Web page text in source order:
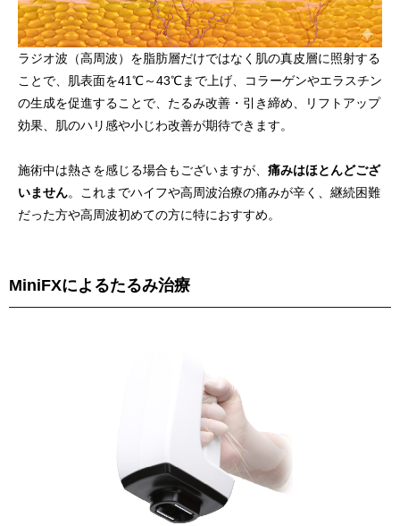
ラジオ波（高周波）を脂肪層だけではなく肌の真皮層に照射する
ことで、肌表面を41℃～43℃まで上げ、コラーゲンやエラスチン
の生成を促進することで、たるみ改善・引き締め、リフトアップ
効果、肌のハリ感や小じわ改善が期待できます。
施術中は熱さを感じる場合もございますが、 痛みはほとんどござ
いません。これまでハイフや高周波治療の痛みが辛く、継続困難
だった方や高周波初めての方に特におすすめ。
MiniFXによるたるみ治療